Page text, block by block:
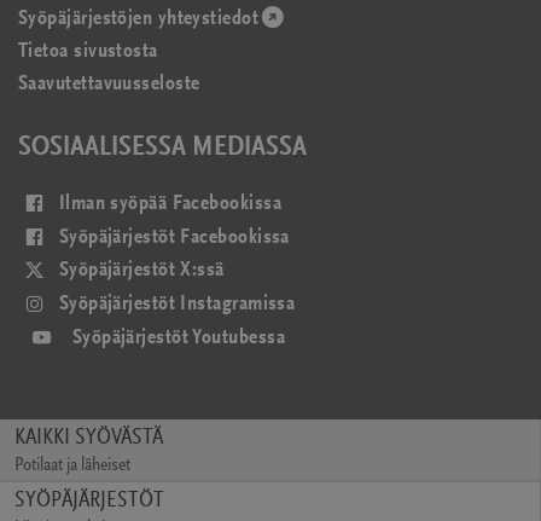
Syöpäjärjestöjen yhteystiedot(avautuu
Tietoa sivustosta
Saavutettavuusseloste
SOSIAALISESSA MEDIASSA
Ilman syöpää Facebookissa(avautuu
uudessa
Syöpäjärjestöt Facebookissa
ikkunassa)
Syöpäjärjestöt X:ssä
uudessa
ikkunassa)
Syöpäjärjestöt Instagramissa
Syöpäjärjestöt Youtubessa(avautuu
KAIKKI SYÖVÄSTÄ
Potilaat ja läheiset
(avautuu
SYÖPÄJÄRJESTÖT